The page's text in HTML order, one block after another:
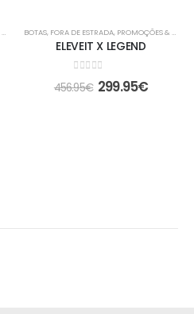
BOTAS, FORA DE ESTRADA, PROMOÇÕES & OFERTAS
ELEVEIT X LEGEND
out of 5
456.95€ 299.95€